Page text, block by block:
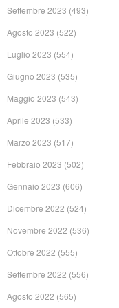
Settembre 2023 (493)
Agosto 2023 (522)
Luglio 2023 (554)
Giugno 2023 (535)
Maggio 2023 (543)
Aprile 2023 (533)
Marzo 2023 (517)
Febbraio 2023 (502)
Gennaio 2023 (606)
Dicembre 2022 (524)
Novembre 2022 (536)
Ottobre 2022 (555)
Settembre 2022 (556)
Agosto 2022 (565)